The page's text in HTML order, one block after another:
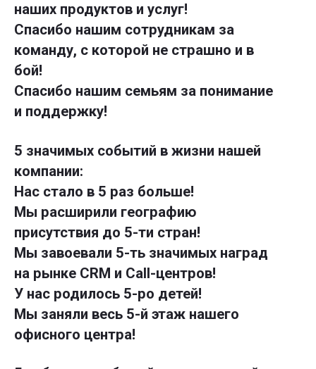
наших продуктов и услуг!
Спасибо нашим сотрудникам за
команду, с которой не страшно и в
бой!
Спасибо нашим семьям за понимание
и поддержку!
5 значимых событий в жизни нашей
компании:
Нас стало в 5 раз больше!
Мы расширили географию
присутствия до 5-ти стран!
Мы завоевали 5-ть значимых наград
на рынке CRM и Call-центров!
У нас родилось 5-ро детей!
Мы заняли весь 5-й этаж нашего
офисного центра!